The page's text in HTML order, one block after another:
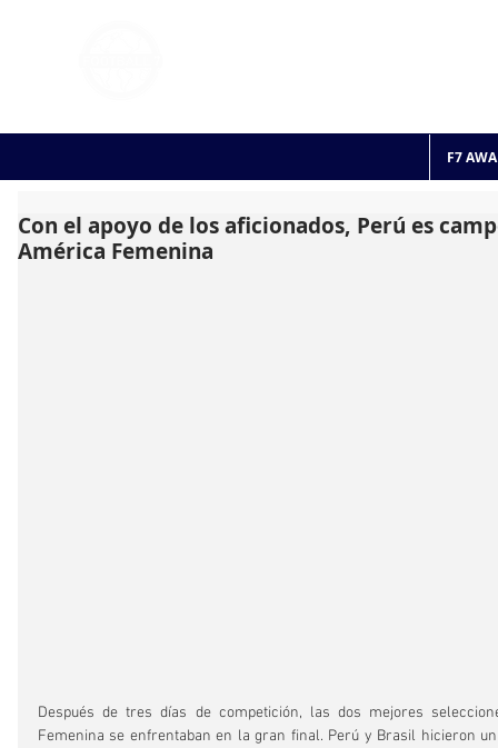
F7
Con el apoyo de los aficionados, Perú es
América Femenina
Después de tres días de competición, las dos mejores
Femenina se enfrentaban en la gran final. Perú y Brasil hicieron